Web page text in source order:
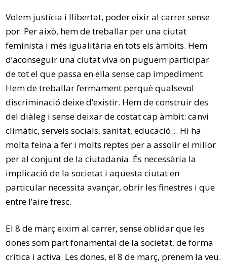
Volem justícia i llibertat, poder eixir al carrer sense
por. Per això, hem de treballar per una ciutat
feminista i més igualitària en tots els àmbits. Hem
d’aconseguir una ciutat viva on puguem participar
de tot el que passa en ella sense cap impediment.
Hem de treballar fermament perquè qualsevol
discriminació deixe d’existir. Hem de construir des
del diàleg i sense deixar de costat cap àmbit: canvi
climàtic, serveis socials, sanitat, educació… Hi ha
molta feina a fer i molts reptes per a assolir el millor
per al conjunt de la ciutadania. És necessària la
implicació de la societat i aquesta ciutat en
particular necessita avançar, obrir les finestres i que
entre l’aire fresc.
El 8 de març eixim al carrer, sense oblidar que les
dones som part fonamental de la societat, de forma
crítica i activa. Les dones, el 8 de març, prenem la veu.